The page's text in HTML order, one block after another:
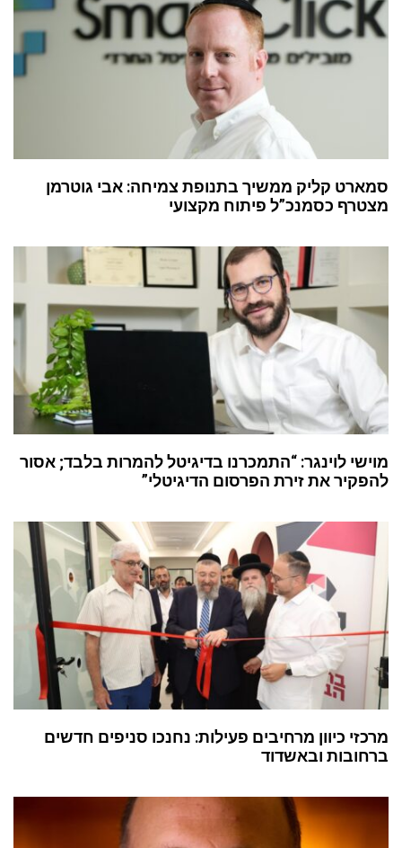
סמארט קליק ממשיך בתנופת צמיחה: אבי גוטרמן
מצטרף כסמנכ”ל פיתוח מקצועי
מוישי לוינגר: “התמכרנו בדיגיטל להמרות בלבד; אסור
להפקיר את זירת הפרסום הדיגיטלי”
מרכזי כיוון מרחיבים פעילות: נחנכו סניפים חדשים
ברחובות ובאשדוד